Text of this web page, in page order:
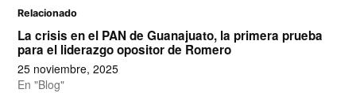
Relacionado
La crisis en el PAN de Guanajuato, la primera prueba
para el liderazgo opositor de Romero
25 noviembre, 2025
En "Blog"